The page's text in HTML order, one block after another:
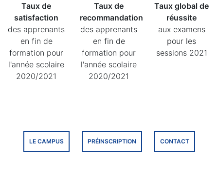
Taux de
satisfaction
des apprenants
en fin de
formation pour
l'année scolaire
2020/2021
Taux de
recommandation
des apprenants
en fin de
formation pour
l'année scolaire
2020/2021
Taux global de
réussite
aux examens
pour les
sessions 2021
LE CAMPUS PRÉINSCRIPTION CONTACT